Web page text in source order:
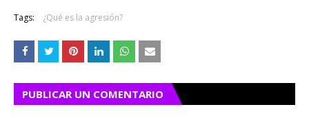
Tags: ¿Qué es la agresión?
PUBLICAR UN COMENTARIO